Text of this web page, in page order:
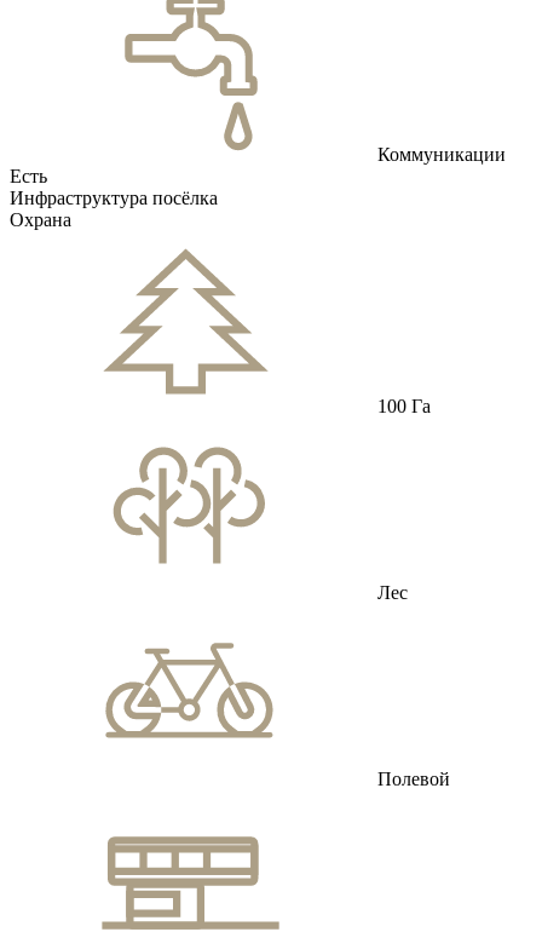
Коммуникации
Есть
Инфраструктура посёлка
Охрана
100 Га
Лес
Полевой